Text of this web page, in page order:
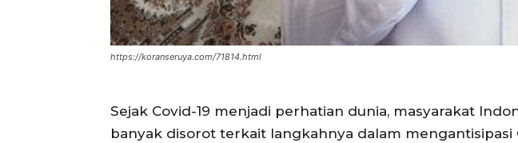
https://koranseruya.com/71814.html
Sejak Covid-19 menjadi perhatian dunia, masyarakat
banyak disorot terkait langkahnya dalam